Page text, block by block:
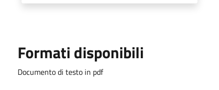
Formati disponibili
Documento di testo in pdf